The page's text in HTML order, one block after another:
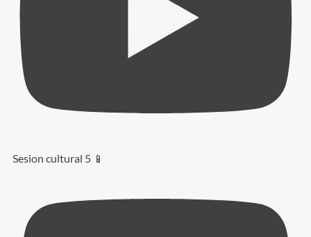
Sesion cultural 5 📱